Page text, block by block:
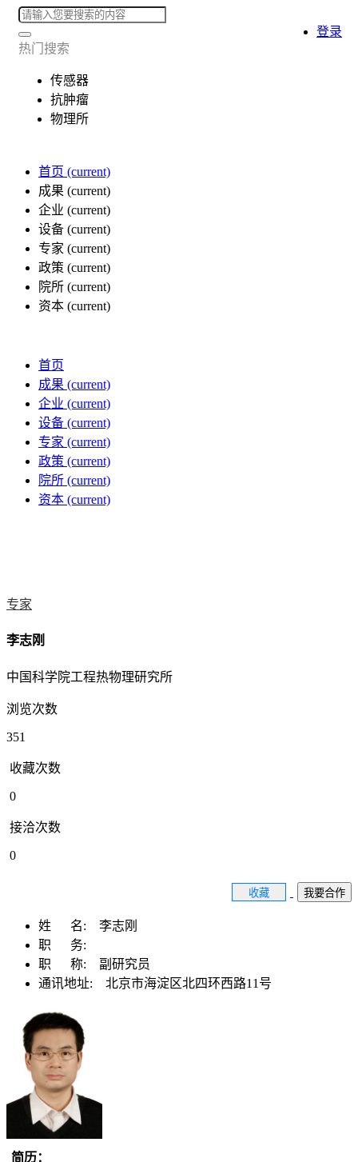
热门搜索
传感器
抗肿瘤
物理所
首页 (current)
成果 (current)
企业 (current)
设备 (current)
专家 (current)
政策 (current)
院所 (current)
资本 (current)
登录
首页
成果 (current)
企业 (current)
设备 (current)
专家 (current)
政策 (current)
院所 (current)
资本 (current)
专家
李志刚
中国科学院工程热物理研究所
浏览次数
351
收藏次数
0
接洽次数
0
收藏 我要合作
姓 名: 李志刚
职 务:
职 称: 副研究员
通讯地址: 北京市海淀区北四环西路11号
简历：